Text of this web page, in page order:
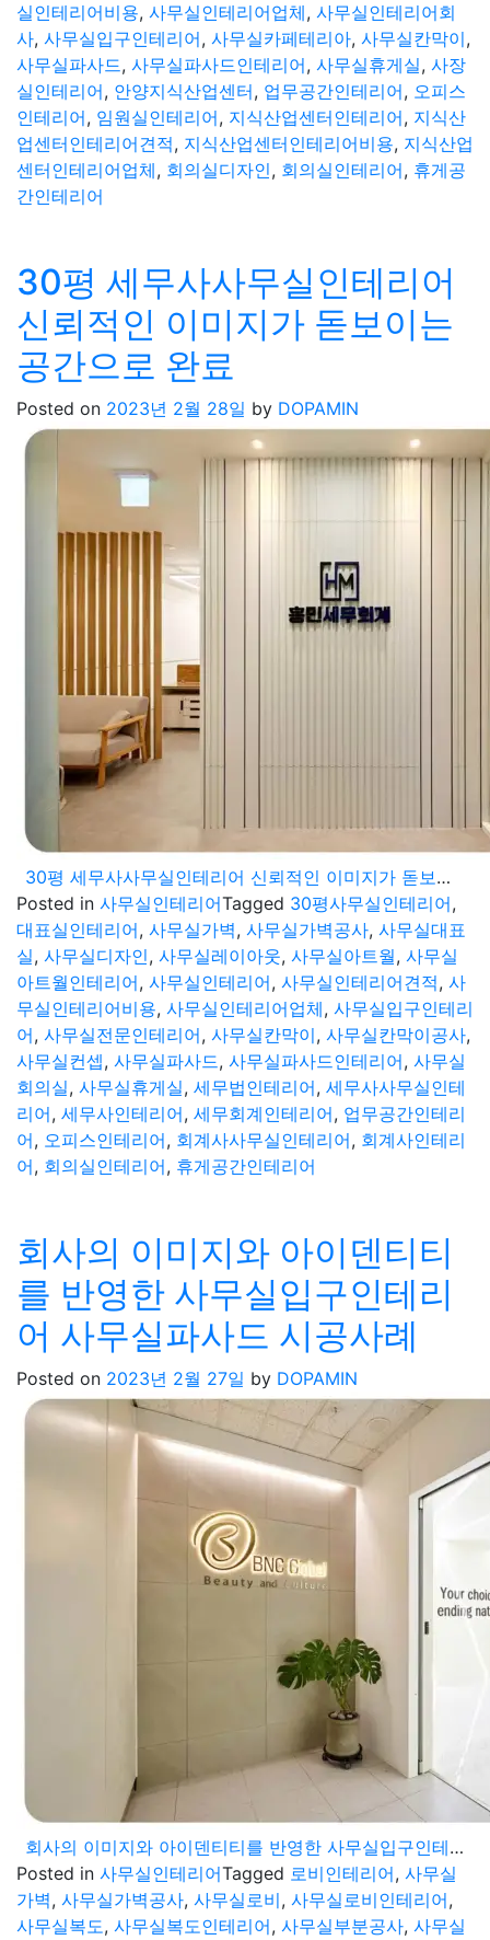
실인테리어비용, 사무실인테리어업체, 사무실인테리어회
사, 사무실입구인테리어, 사무실카페테리아, 사무실칸막이,
사무실파사드, 사무실파사드인테리어, 사무실휴게실, 사장
실인테리어, 안양지식산업센터, 업무공간인테리어, 오피스
인테리어, 임원실인테리어, 지식산업센터인테리어, 지식산
업센터인테리어견적, 지식산업센터인테리어비용, 지식산업
센터인테리어업체, 회의실디자인, 회의실인테리어, 휴게공
간인테리어
30평 세무사사무실인테리어
신뢰적인 이미지가 돋보이는
공간으로 완료
Posted on 2023년 2월 28일 by DOPAMIN
30평 세무사사무실인테리어 신뢰적인 이미지가 돋보이는 공간으로 완료
Posted in 사무실인테리어Tagged 30평사무실인테리어,
대표실인테리어, 사무실가벽, 사무실가벽공사, 사무실대표
실, 사무실디자인, 사무실레이아웃, 사무실아트월, 사무실
아트월인테리어, 사무실인테리어, 사무실인테리어견적, 사
무실인테리어비용, 사무실인테리어업체, 사무실입구인테리
어, 사무실전문인테리어, 사무실칸막이, 사무실칸막이공사,
사무실컨셉, 사무실파사드, 사무실파사드인테리어, 사무실
회의실, 사무실휴게실, 세무법인테리어, 세무사사무실인테
리어, 세무사인테리어, 세무회계인테리어, 업무공간인테리
어, 오피스인테리어, 회계사사무실인테리어, 회계사인테리
어, 회의실인테리어, 휴게공간인테리어
회사의 이미지와 아이덴티티
를 반영한 사무실입구인테리
어 사무실파사드 시공사례
Posted on 2023년 2월 27일 by DOPAMIN
회사의 이미지와 아이덴티티를 반영한 사무실입구인테리어 사무실파사드 시공사례
Posted in 사무실인테리어Tagged 로비인테리어, 사무실
가벽, 사무실가벽공사, 사무실로비, 사무실로비인테리어,
사무실복도, 사무실복도인테리어, 사무실부분공사, 사무실